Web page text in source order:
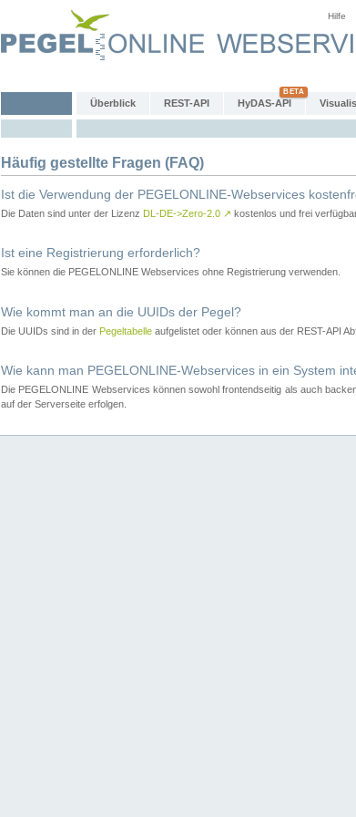
Hilfe
Überblick REST-API HyDAS-API
Häufig gestellte Fragen (FAQ)
Ist die Verwendung der PEGELONLINE-Webservices
Die Daten sind unter der Lizenz DL-DE->Zero-2.0 ↗ kostenlos und frei
Ist eine Registrierung erforderlich?
Sie können die PEGELONLINE Webservices ohne Registrierung verwenden.
Wie kommt man an die UUIDs der Pegel?
Die UUIDs sind in der Pegeltabelle aufgelistet oder können aus der REST-API
Wie kann man PEGELONLINE-Webservices in ein System
Die PEGELONLINE Webservices können sowohl frontendseitig als auch
auf der Serverseite erfolgen.